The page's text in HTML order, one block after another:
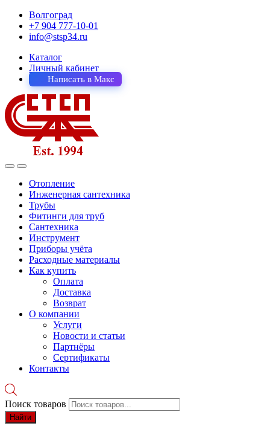
Волгоград
+7 904 777-10-01
info@stsp34.ru
Каталог
Личный кабинет
Написать в Макс
Отопление
Инженерная сантехника
Трубы
Фитинги для труб
Сантехника
Инструмент
Приборы учёта
Расходные материалы
Как купить
Оплата
Доставка
Возврат
О компании
Услуги
Новости и статьи
Партнёры
Сертификаты
Контакты
Поиск товаров
Найти